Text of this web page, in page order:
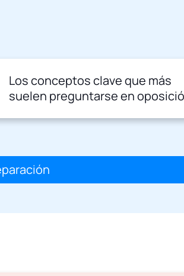
Los conceptos clave que más
suelen preguntarse en